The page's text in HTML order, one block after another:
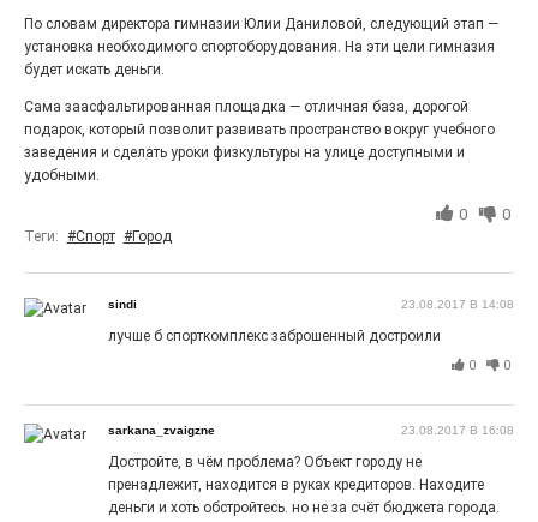
Радость в квадрате! На этой неделе электростальцев
дважды порадует проект «Районы-кварталы».
«С ними дядька Черномор»
По словам директора гимназии Юлии Даниловой, следующий этап —
установка необходимого спортоборудования. На эти цели гимназия
будет искать деньги.
Сама заасфальтированная площадка — отличная база, дорогой
подарок, который позволит развивать пространство вокруг учебного
заведения и сделать уроки физкультуры на улице доступными и
удобными.
0 0
Теги: #Спорт #Город
sindi 23.08.2017 В 14:08
лучше б спорткомплекс заброшенный достроили
0 0
sarkana_zvaigzne 23.08.2017 В 16:08
Достройте, в чём проблема? Объект городу не
пренадлежит, находится в руках кредиторов. Находите
деньги и хоть обстройтесь. но не за счёт бюджета города.